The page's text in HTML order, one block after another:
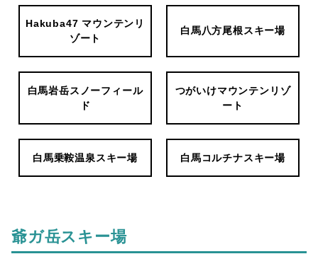
Hakuba47 マウンテンリ
ゾート
白馬八方尾根スキー場
白馬岩岳スノーフィール
ド
つがいけマウンテンリゾ
ート
白馬乗鞍温泉スキー場 白馬コルチナスキー場
爺ガ岳スキー場